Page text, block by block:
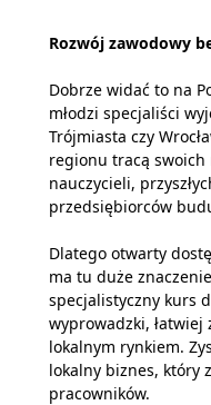
Rozwój zawodowy
Dobrze widać to na
młodzi specjaliści
Trójmiasta czy
regionu tracą
nauczycieli,
przedsiębiorców
Dlatego otwarty
ma tu duże
specjalistyczny kurs
wyprowadzki, łatwiej
lokalnym rynkiem.
lokalny biznes, który
pracowników.